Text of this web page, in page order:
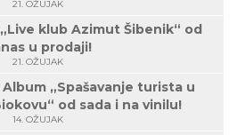
21. OŽUJAK
klub Azimut Šibenik“ od
u prodaji!
21. OŽUJAK
Album „Spašavanje turista u
od sada i na vinilu!
14. OŽUJAK